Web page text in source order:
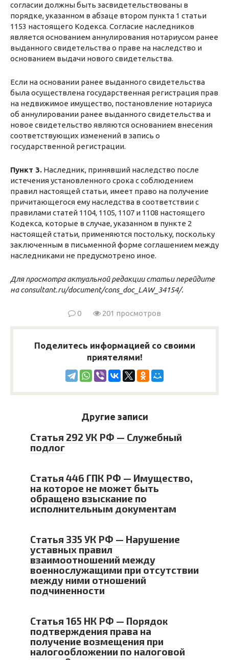
согласии должны быть засвидетельствованы в
порядке, указанном в абзаце втором пункта 1 статьи
1153 настоящего Кодекса. Согласие наследников
является основанием аннулирования нотариусом ранее
выданного свидетельства о праве на наследство и
основанием выдачи нового свидетельства.
Если на основании ранее выданного свидетельства
была осуществлена государственная регистрация прав
на недвижимое имущество, постановление нотариуса
об аннулировании ранее выданного свидетельства и
новое свидетельство являются основанием внесения
соответствующих изменений в запись о
государственной регистрации.
Пункт 3. Наследник, принявший наследство после
истечения установленного срока с соблюдением
правил настоящей статьи, имеет право на получение
причитающегося ему наследства в соответствии с
правилами статей 1104, 1105, 1107 и 1108 настоящего
Кодекса, которые в случае, указанном в пункте 2
настоящей статьи, применяются постольку, поскольку
заключенным в письменной форме соглашением между
наследниками не предусмотрено иное.
Для просмотра актуальной редакции статьи перейдите
на consultant.ru/document/cons_doc_LAW_34154/.
0 201 просмотров
Поделитесь информацией со своими
приятелями!
Другие записи
Статья 292 УК РФ — Служебный
подлог
Статья 446 ГПК РФ — Имущество,
на которое не может быть
обращено взыскание по
исполнительным документам
Статья 335 УК РФ — Нарушение
уставных правил
взаимоотношений между
военнослужащими при отсутствии
между ними отношений
подчиненности
Статья 165 НК РФ — Порядок
подтверждения права на
получение возмещения при
налогообложении по налоговой